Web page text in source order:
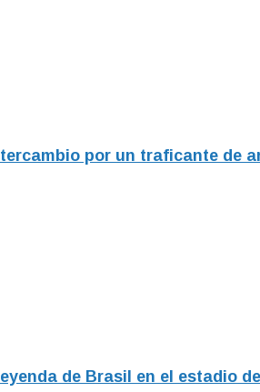
por un traficante de
de Brasil en el estadio